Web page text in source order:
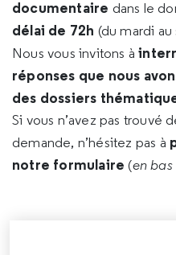
documentaire dans le
délai de 72h (du mardi
Nous vous invitons à
réponses que nous
des dossiers
Si vous n’avez pas trouvé
demande, n’hésitez pas à
notre formulaire (en